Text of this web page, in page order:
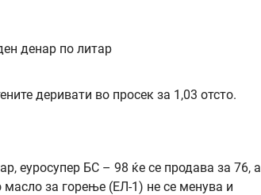
деривати во просек за 1,03 отсто.
еуросупер БС – 98 ќе се продава за 76, а
за горење (ЕЛ-1) не се менува и